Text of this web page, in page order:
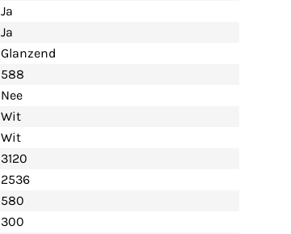
Ja
Ja
Glanzend
588
Nee
Wit
Wit
3120
2536
580
300